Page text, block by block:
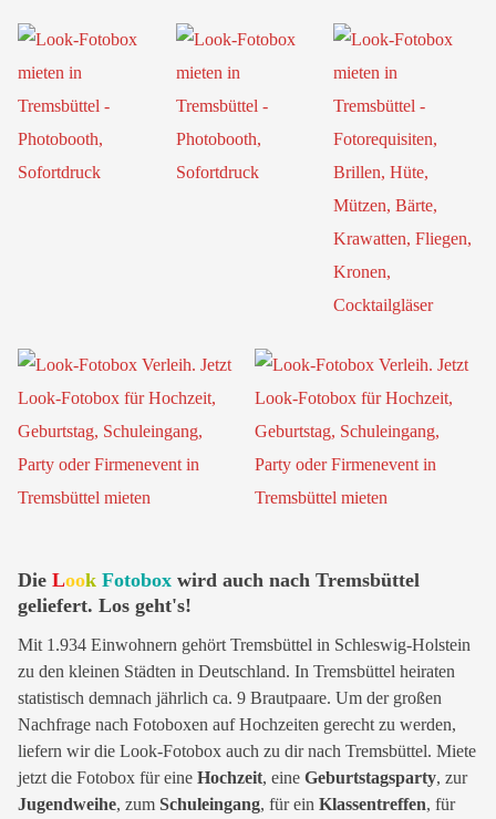
Die Look Fotobox wird auch nach Tremsbüttel
geliefert. Los geht's!
Mit 1.934 Einwohnern gehört Tremsbüttel in Schleswig-Holstein
zu den kleinen Städten in Deutschland. In Tremsbüttel heiraten
statistisch demnach jährlich ca. 9 Brautpaare. Um der großen
Nachfrage nach Fotoboxen auf Hochzeiten gerecht zu werden,
liefern wir die Look-Fotobox auch zu dir nach Tremsbüttel. Miete
jetzt die Fotobox für eine Hochzeit, eine Geburtstagsparty, zur
Jugendweihe, zum Schuleingang, für ein Klassentreffen, für